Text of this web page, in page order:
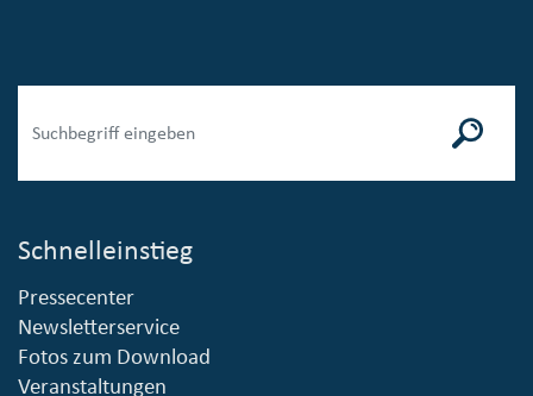
Schnelleinstieg
Pressecenter
Newsletterservice
Fotos zum Download
Veranstaltungen